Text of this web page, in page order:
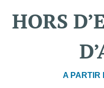
HORS
A PARTIR